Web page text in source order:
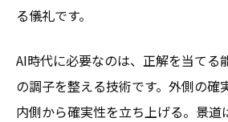
る儀礼です。
AI時代に必要なのは、正解を当てる
の調子を整える技術です。外側の確
内側から確実性を立ち上げる。景道